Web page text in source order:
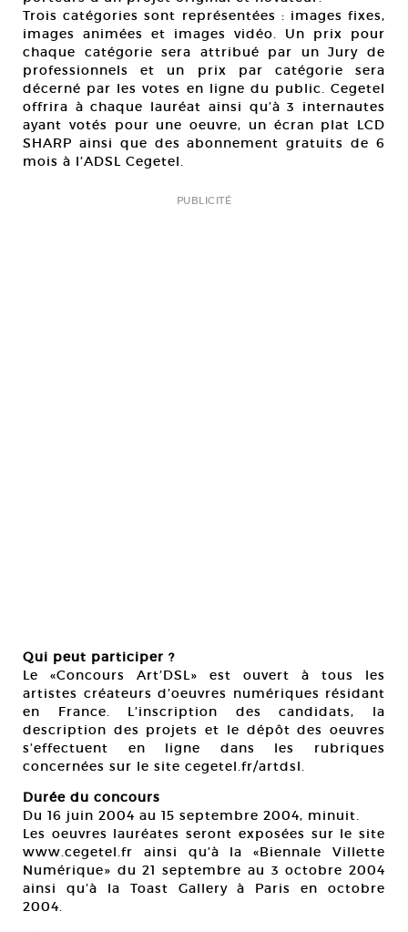
Trois catégories sont représentées : images fixes,
images animées et images vidéo. Un prix pour
chaque catégorie sera attribué par un Jury de
professionnels et un prix par catégorie sera
décerné par les votes en ligne du public. Cegetel
offrira à chaque lauréat ainsi qu’à 3 internautes
ayant votés pour une oeuvre, un écran plat LCD
SHARP ainsi que des abonnement gratuits de 6
mois à l’ADSL Cegetel.
PUBLICITÉ
Qui peut participer ?
Le «Concours Art’DSL» est ouvert à tous les
artistes créateurs d’oeuvres numériques résidant
en France. L’inscription des candidats, la
description des projets et le dépôt des oeuvres
s’effectuent en ligne dans les rubriques
concernées sur le site cegetel.fr/artdsl.
Durée du concours
Du 16 juin 2004 au 15 septembre 2004, minuit.
Les oeuvres lauréates seront exposées sur le site
www.cegetel.fr ainsi qu’à la «Biennale Villette
Numérique» du 21 septembre au 3 octobre 2004
ainsi qu’à la Toast Gallery à Paris en octobre
2004.